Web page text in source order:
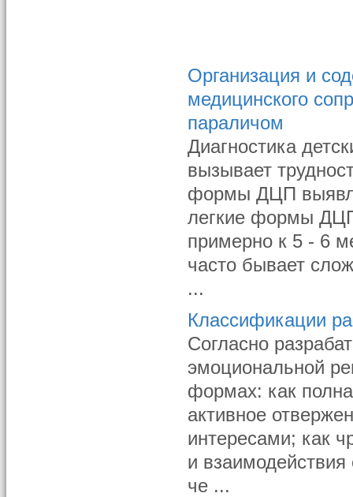
Организация и
медицинского
параличом
Диагностика
вызывает
формы ДЦП
легкие формы ДЦП
примерно к 5 - 6
часто бывает
...
Классификации
Согласно
эмоциональной
формах: как
активное
интересами; как
и
че ...